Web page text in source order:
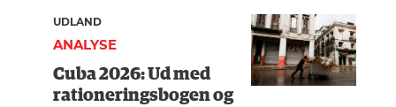
UDLAND
ANALYSE
Cuba 2026: Ud med
rationeringsbogen og